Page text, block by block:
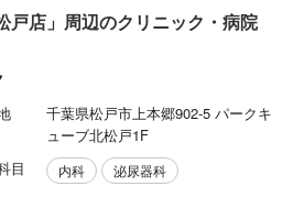
戸店」周辺のクリニック・病院
千葉県松戸市上本郷902-5 パークキ
ューブ北松戸1F
目
内科 泌尿器科